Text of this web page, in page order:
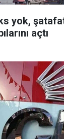
yok,
açtı